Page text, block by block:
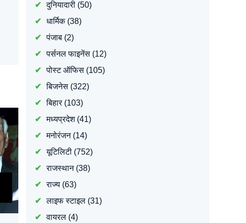
दुनियादारी(50)
धार्मिक(38)
पंजाब(2)
पर्सनल फाइनेंस(12)
पोस्ट ऑफिस(105)
बिजनेस(322)
बिहार(103)
मध्यप्रदेश(41)
मनोरंजन(14)
यूटिलिटी(752)
राजस्थान(38)
राज्य(63)
लाइफ स्टाइल(31)
वायरल(4)